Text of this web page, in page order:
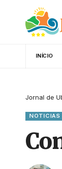
INÍCIO
Jornal de
NOTICIAS